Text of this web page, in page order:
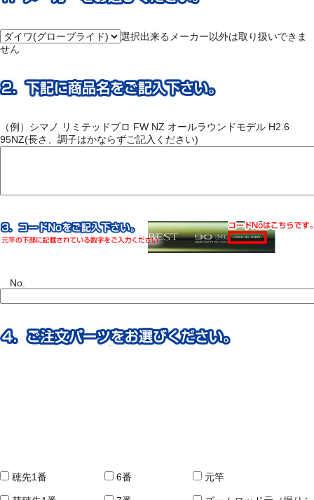
選択出来るメーカー以外は取り扱いできま
せん
（例）シマノ リミテッドプロ FW NZ オールラウンドモデル H2.6
95NZ(長さ、調子はかならずご記入ください)
No.
穂先1番 6番 元竿